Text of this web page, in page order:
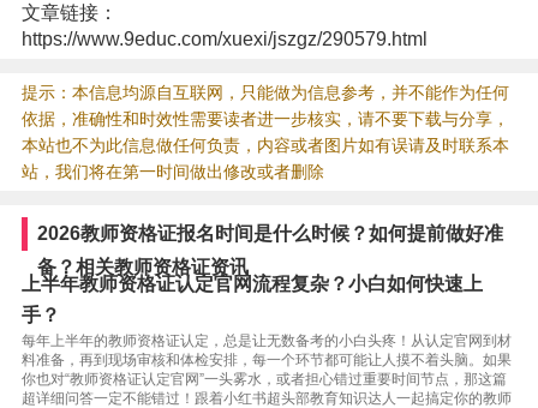
文章链接：
https://www.9educ.com/xuexi/jszgz/290579.html
提示：本信息均源自互联网，只能做为信息参考，并不能作为任何
依据，准确性和时效性需要读者进一步核实，请不要下载与分享，
本站也不为此信息做任何负责，内容或者图片如有误请及时联系本
站，我们将在第一时间做出修改或者删除
2026教师资格证报名时间是什么时候？如何提前做好准
备？相关教师资格证资讯
上半年教师资格证认定官网流程复杂？小白如何快速上
手？
每年上半年的教师资格证认定，总是让无数备考的小白头疼！从认定官网到材
料准备，再到现场审核和体检安排，每一个环节都可能让人摸不着头脑。如果
你也对“教师资格证认定官网”一头雾水，或者担心错过重要时间节点，那这篇
超详细问答一定不能错过！跟着小红书超头部教育知识达人一起搞定你的教师